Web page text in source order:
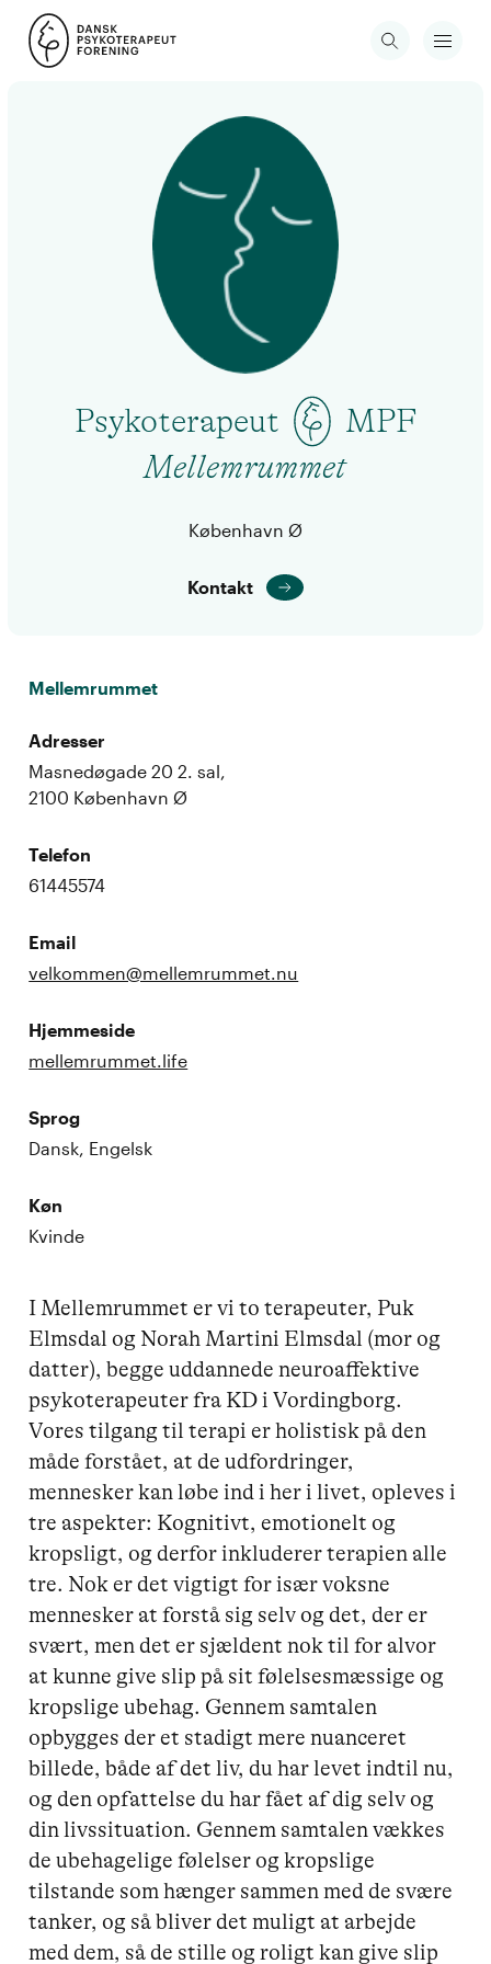
Psykoterapeut
MPF
Mellemrummet
København Ø
Kontakt
Mellemrummet
Adresser
Masnedøgade 20 2. sal,
2100 København Ø
Telefon
61445574
Email
velkommen@mellemrummet.nu
Hjemmeside
mellemrummet.life
Sprog
Dansk, Engelsk
Køn
Kvinde
I Mellemrummet er vi to terapeuter, Puk
Elmsdal og Norah Martini Elmsdal (mor og
datter), begge uddannede neuroaffektive
psykoterapeuter fra KD i Vordingborg.
Vores tilgang til terapi er holistisk på den
måde forstået, at de udfordringer,
mennesker kan løbe ind i her i livet, opleves i
tre aspekter: Kognitivt, emotionelt og
kropsligt, og derfor inkluderer terapien alle
tre. Nok er det vigtigt for især voksne
mennesker at forstå sig selv og det, der er
svært, men det er sjældent nok til for alvor
at kunne give slip på sit følelsesmæssige og
kropslige ubehag. Gennem samtalen
opbygges der et stadigt mere nuanceret
billede, både af det liv, du har levet indtil nu,
og den opfattelse du har fået af dig selv og
din livssituation. Gennem samtalen vækkes
de ubehagelige følelser og kropslige
tilstande som hænger sammen med de svære
tanker, og så bliver det muligt at arbejde
med dem, så de stille og roligt kan give slip